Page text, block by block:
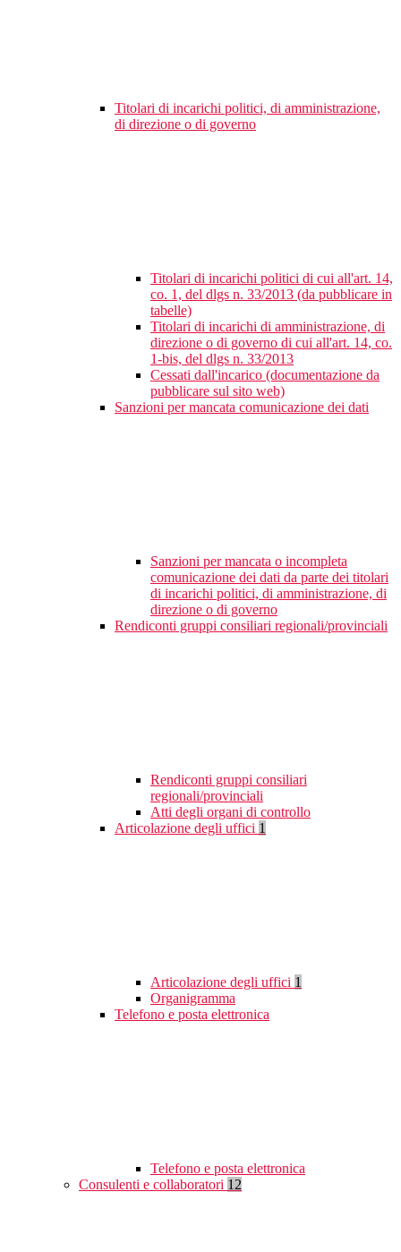
Titolari di incarichi politici, di amministrazione,
di direzione o di governo
Titolari di incarichi politici di cui all'art. 14,
co. 1, del dlgs n. 33/2013 (da pubblicare in
tabelle)
Titolari di incarichi di amministrazione, di
direzione o di governo di cui all'art. 14, co.
1-bis, del dlgs n. 33/2013
Cessati dall'incarico (documentazione da
pubblicare sul sito web)
Sanzioni per mancata comunicazione dei dati
Sanzioni per mancata o incompleta
comunicazione dei dati da parte dei titolari
di incarichi politici, di amministrazione, di
direzione o di governo
Rendiconti gruppi consiliari regionali/provinciali
Rendiconti gruppi consiliari
regionali/provinciali
Atti degli organi di controllo
Articolazione degli uffici 1
Articolazione degli uffici 1
Organigramma
Telefono e posta elettronica
Telefono e posta elettronica
Consulenti e collaboratori 12